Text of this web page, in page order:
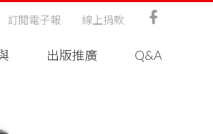
出版推廣 Q&A
訂閱電子報 線上捐款